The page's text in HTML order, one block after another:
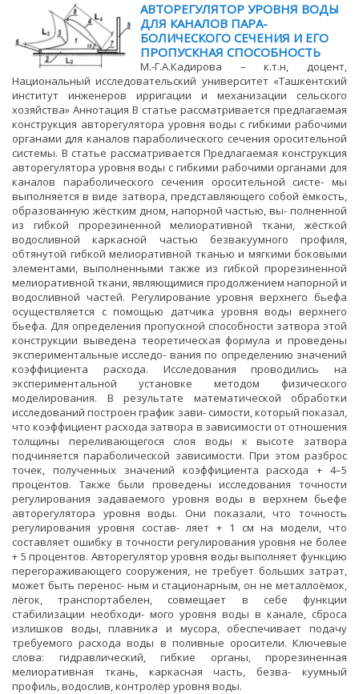
АВТОРЕГУЛЯТОР УРОВНЯ ВОДЫ
ДЛЯ КАНАЛОВ ПАРА-
БОЛИЧЕСКОГО СЕЧЕНИЯ И ЕГО
ПРОПУСКНАЯ СПОСОБНОСТЬ
М.-Г.А.Кадирова – к.т.н, доцент,
Национальный исследовательский университет «Ташкентский
институт инженеров ирригации и механизации сельского
хозяйства» Аннотация В статье рассматривается предлагаемая
конструкция авторегулятора уровня воды с гибкими рабочими
органами для каналов параболического сечения оросительной
системы. В статье рассматривается Предлагаемая конструкция
авторегулятора уровня воды с гибкими рабочими органами для
каналов параболического сечения оросительной систе- мы
выполняется в виде затвора, представляющего собой ёмкость,
образованную жёстким дном, напорной частью, вы- полненной
из гибкой прорезиненной мелиоративной ткани, жёсткой
водосливной каркасной частью безвакуумного профиля,
обтянутой гибкой мелиоративной тканью и мягкими боковыми
элементами, выполненными также из гибкой прорезиненной
мелиоративной ткани, являющимися продолжением напорной и
водосливной частей. Регулирование уровня верхнего бьефа
осуществляется с помощью датчика уровня воды верхнего
бьефа. Для определения пропускной способности затвора этой
конструкции выведена теоретическая формула и проведены
экспериментальные исследо- вания по определению значений
коэффициента расхода. Исследования проводились на
экспериментальной установке методом физического
моделирования. В результате математической обработки
исследований построен график зави- симости, который показал,
что коэффициент расхода затвора в зависимости от отношения
толщины переливающегося слоя воды к высоте затвора
подчиняется параболической зависимости. При этом разброс
точек, полученных значений коэффициента расхода + 4–5
процентов. Также были проведены исследования точности
регулирования задаваемого уровня воды в верхнем бьефе
авторегулятора уровня воды. Они показали, что точность
регулирования уровня состав- ляет + 1 см на модели, что
составляет ошибку в точности регулирования уровня не более
+ 5 процентов. Авторегулятор уровня воды выполняет функцию
перегораживающего сооружения, не требует больших затрат,
может быть перенос- ным и стационарным, он не металлоёмок,
лёгок, транспортабелен, совмещает в себе функции
стабилизации необходи- мого уровня воды в канале, сброса
излишков воды, плавника и мусора, обеспечивает подачу
требуемого расхода воды в поливные оросители. Ключевые
слова: гидравлический, гибкие органы, прорезиненная
мелиоративная ткань, каркасная часть, безва- куумный
профиль, водослив, контролёр уровня воды.